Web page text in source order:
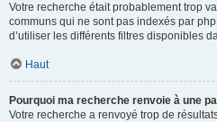
Votre recherche était probablement trop
communs qui ne sont pas indexés par
d’utiliser les différents filtres disponibles
Haut
Pourquoi ma recherche renvoie à une
Votre recherche a renvoyé trop de